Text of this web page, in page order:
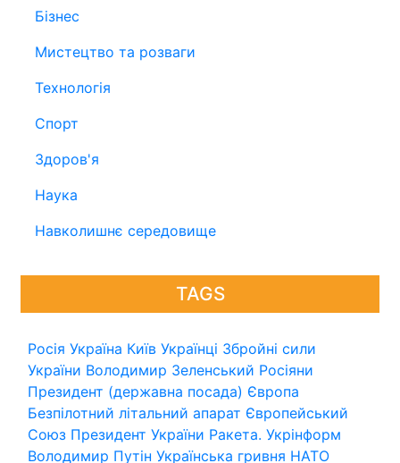
Бізнес
Мистецтво та розваги
Технологія
Спорт
Здоров'я
Наука
Навколишнє середовище
TAGS
Росія Україна Київ Українці Збройні сили
України Володимир Зеленський Росіяни
Президент (державна посада) Європа
Безпілотний літальний апарат Європейський
Союз Президент України Ракета. Укрінформ
Володимир Путін Українська гривня НАТО